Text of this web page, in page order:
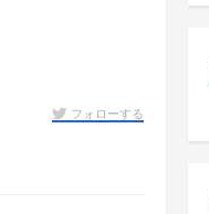
フォローする